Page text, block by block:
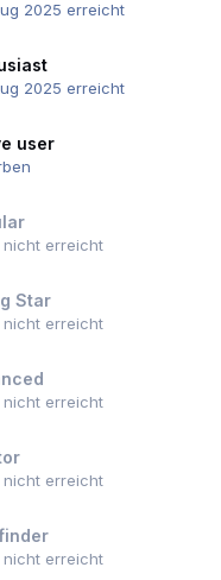
2025 erreicht
2025 erreicht
user
nicht erreicht
Star
nicht erreicht
nicht erreicht
nicht erreicht
nicht erreicht